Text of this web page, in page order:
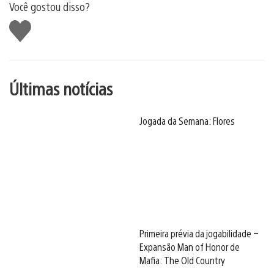
Você gostou disso?
Curtir
Últimas notícias
Jogada da Semana: Flores
Primeira prévia da jogabilidade –
Expansão Man of Honor de
Mafia: The Old Country